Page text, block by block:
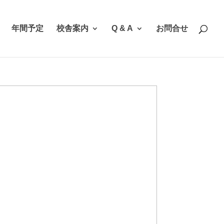
年間予定 校舎案内 Q & A お問合せ